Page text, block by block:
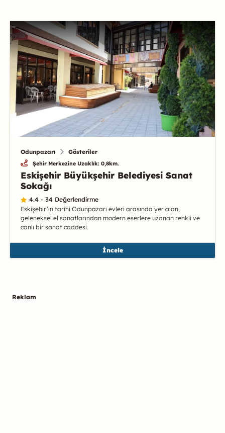
Odunpazarı Gösteriler
Şehir Merkezine Uzaklık: 0,8km.
Eskişehir Büyükşehir Belediyesi Sanat
Sokağı
4.4 - 34 Değerlendirme
Eskişehir’in tarihi Odunpazarı evleri arasında yer alan,
geleneksel el sanatlarından modern eserlere uzanan renkli ve
canlı bir sanat caddesi.
İncele
Reklam